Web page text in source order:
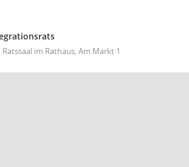
Ratssaal im Rathaus, Am Markt 1